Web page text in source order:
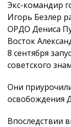
Экс-командир
Игорь Безлер
ОРДО Дениса
Восток
8 сентября
советского
Они
освобождения
Впоследствии